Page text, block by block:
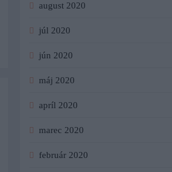
august 2020
júl 2020
jún 2020
máj 2020
apríl 2020
marec 2020
február 2020